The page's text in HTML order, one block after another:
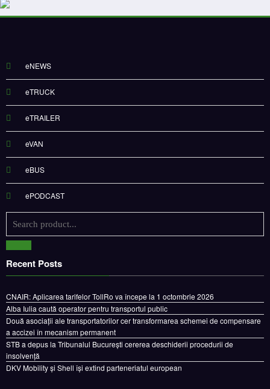
eNEWS
eTRUCK
eTRAILER
eVAN
eBUS
ePODCAST
Recent Posts
CNAIR: Aplicarea tarifelor TollRo va începe la 1 octombrie 2026
Alba Iulia caută operator pentru transportul public
Două asociații ale transportatorilor cer transformarea schemei de compensare
a accizei în mecanism permanent
STB a depus la Tribunalul București cererea deschiderii procedurii de
insolvență
DKV Mobility și Shell își extind parteneriatul european